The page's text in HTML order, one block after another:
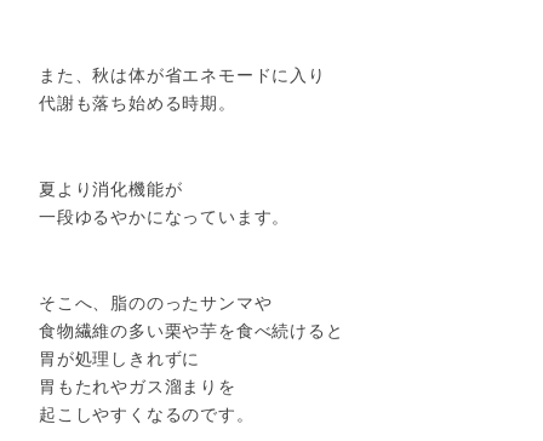
また、秋は体が省エネモードに入り
代謝も落ち始める時期。
夏より消化機能が
一段ゆるやかになっています。
そこへ、脂ののったサンマや
食物繊維の多い栗や芋を食べ続けると
胃が処理しきれずに
胃もたれやガス溜まりを
起こしやすくなるのです。